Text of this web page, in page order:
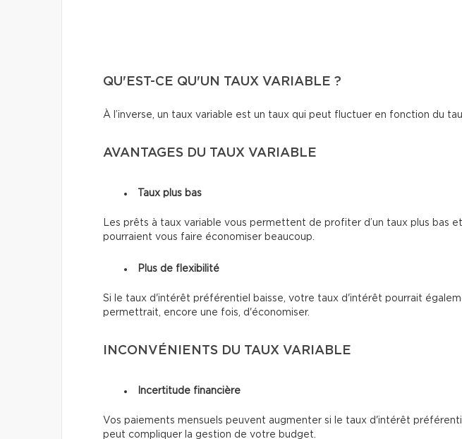
QU'EST-CE QU'UN TAUX VARIABLE ?
À l’inverse, un taux variable est un taux qui peut fluctuer en fonction du
AVANTAGES DU TAUX VARIABLE
Taux plus bas
Les prêts à taux variable vous permettent de profiter d’un taux plus bas
pourraient vous faire économiser beaucoup.
Plus de flexibilité
Si le taux d'intérêt préférentiel baisse, votre taux d'intérêt pourrait
permettrait, encore une fois, d'économiser.
INCONVÉNIENTS DU TAUX VARIABLE
Incertitude financière
Vos paiements mensuels peuvent augmenter si le taux d'intérêt
peut compliquer la gestion de votre budget.